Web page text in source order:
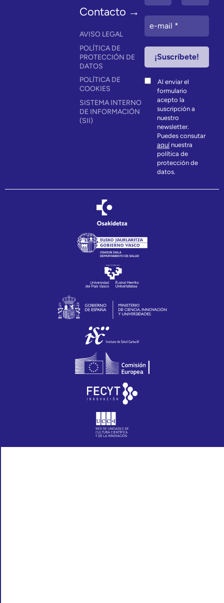
Contacto →
AVISO LEGAL
POLÍTICA DE
PROTECCIÓN DE
DATOS
POLÍTICA DE
COOKIES
SISTEMA INTERNO
DE INFORMACIÓN
(SII)
Al enviar el
formulario
acepto la
suscripción a
nuestro
newsletter.
Puedes consutar
aquínuestra
política de
protección de
datos.